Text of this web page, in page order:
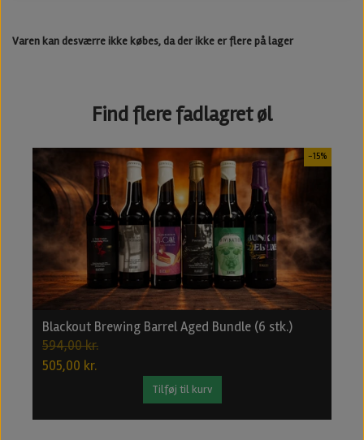
Varen kan desværre ikke købes, da der ikke er flere på lager
Find flere fadlagret øl
-15%
Blackout Brewing Barrel Aged Bundle (6 stk.)
594,00 kr.
505,00 kr.
Tilføj til kurv